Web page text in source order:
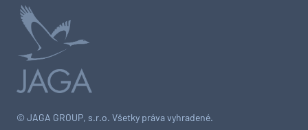
© JAGA GROUP, s.r.o. Všetky práva vyhradené.